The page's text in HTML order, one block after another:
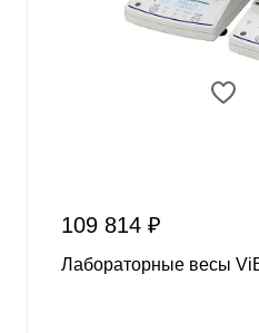
109 814 ₽
Лабораторные весы